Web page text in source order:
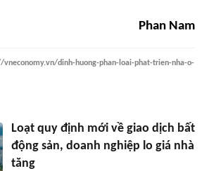
Phan Nam
vneconomy.vn/dinh-huong-phan-loai-phat-trien-nha-o-
Loạt quy định mới về giao dịch bất
động sản, doanh nghiệp lo giá nhà
tăng